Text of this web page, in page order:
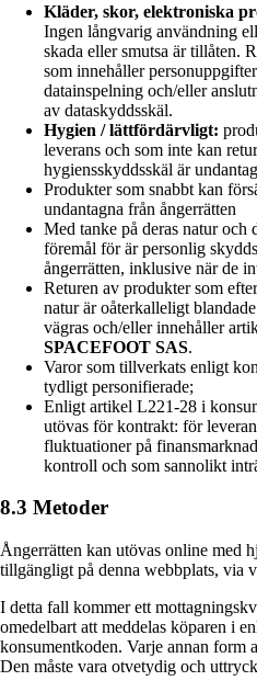
Kläder, skor, elektroniska
Ingen långvarig användning
skada eller smutsa är tillåten.
som innehåller
datainspelning och/eller
av dataskyddsskäl.
Hygien / lättfördärvligt:
leverans och som inte kan
hygiensskyddsskäl är
Produkter som snabbt kan
undantagna från ångerrätten
Med tanke på deras natur och
föremål för är personlig
ångerrätten, inklusive när de
Returen av produkter som
natur är oåterkalleligt
vägras och/eller innehåller
SPACEFOOT SAS.
Varor som tillverkats enligt
tydligt personifierade;
Enligt artikel L221-28 i
utövas för kontrakt: för
fluktuationer på
kontroll och som sannolikt
8.3 Metoder
Ångerrätten kan utövas online med
tillgängligt på denna webbplats, via
I detta fall kommer ett
omedelbart att meddelas köparen i
konsumentkoden. Varje annan form
Den måste vara otvetydig och